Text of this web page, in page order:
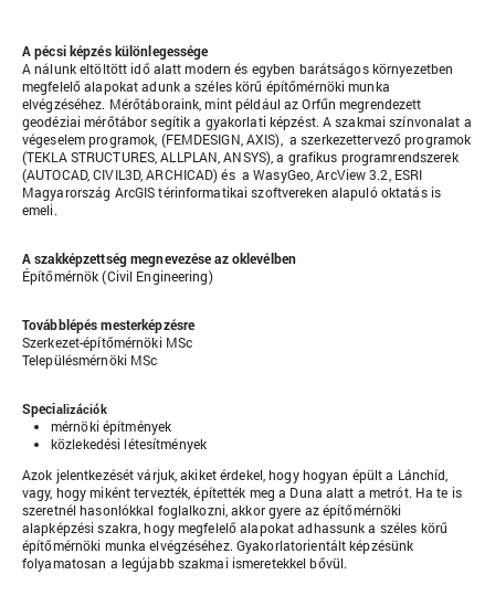
A pécsi képzés különlegessége
A nálunk eltöltött idő alatt modern és egyben barátságos környezetben
megfelelő alapokat adunk a széles körű építőmérnöki munka
elvégzéséhez. Mérőtáboraink, mint például az Orfűn megrendezett
geodéziai mérőtábor segítik a gyakorlati képzést. A szakmai színvonalat a
végeselem programok, (FEMDESIGN, AXIS), a szerkezettervező programok
(TEKLA STRUCTURES, ALLPLAN, ANSYS), a grafikus programrendszerek
(AUTOCAD, CIVIL3D, ARCHICAD) és a WasyGeo, ArcView 3.2, ESRI
Magyarország ArcGIS térinformatikai szoftvereken alapuló oktatás is
emeli.
A szakképzettség megnevezése az oklevélben
Építőmérnök (Civil Engineering)
Továbblépés mesterképzésre
Szerkezet-építőmérnöki MSc
Településmérnöki MSc
Specializációk
mérnöki építmények
közlekedési létesítmények
Azok jelentkezését várjuk, akiket érdekel, hogy hogyan épült a Lánchíd,
vagy, hogy miként tervezték, építették meg a Duna alatt a metrót. Ha te is
szeretnél hasonlókkal foglalkozni, akkor gyere az építőmérnöki
alapképzési szakra, hogy megfelelő alapokat adhassunk a széles körű
építőmérnöki munka elvégzéséhez. Gyakorlatorientált képzésünk
folyamatosan a legújabb szakmai ismeretekkel bővül.